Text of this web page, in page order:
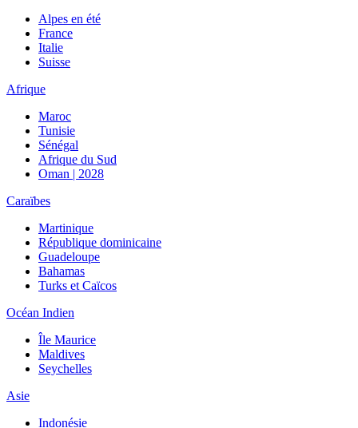
Alpes en été
France
Italie
Suisse
Afrique
Maroc
Tunisie
Sénégal
Afrique du Sud
Oman | 2028
Caraïbes
Martinique
République dominicaine
Guadeloupe
Bahamas
Turks et Caïcos
Océan Indien
Île Maurice
Maldives
Seychelles
Asie
Indonésie